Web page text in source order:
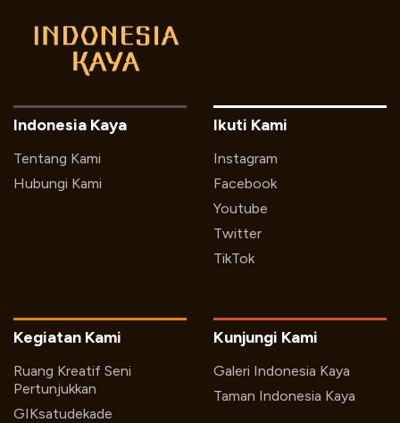
Indonesia Kaya
Tentang Kami
Hubungi Kami
Ikuti Kami
Instagram
Facebook
Youtube
Twitter
TikTok
Kegiatan Kami
Ruang Kreatif Seni
Pertunjukkan
GIKsatudekade
Kunjungi Kami
Galeri Indonesia Kaya
Taman Indonesia Kaya